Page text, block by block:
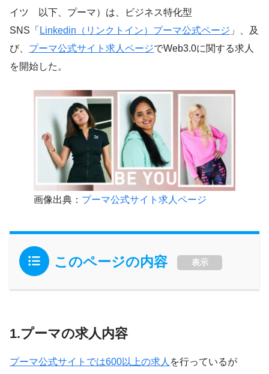
イツ 以下、プーマ）は、ビジネス特化型
SNS「 Linkedin（リンクトイン）プーマ公式ページ 」、及
び、 プーマ公式サイト求人ページでWeb3.0に関する求人
を開始した。
画像出典： プーマ公式サイト求人ページ
このページの内容 表示
1.プーマの求人内容
プーマ公式サイトでは600以上の求人 を行っているが